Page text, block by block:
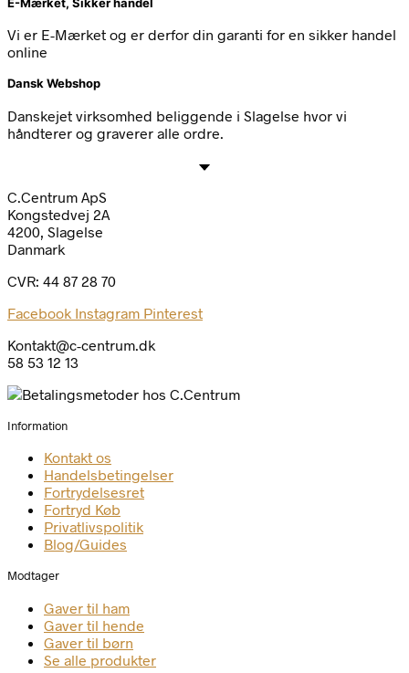
Vi er E-Mærket og er derfor din garanti for en sikker handel
online
Dansk Webshop
Danskejet virksomhed beliggende i Slagelse hvor vi
håndterer og graverer alle ordre.
C.Centrum ApS
Kongstedvej 2A
4200, Slagelse
Danmark
CVR: 44 87 28 70
Facebook Instagram Pinterest
Kontakt@c-centrum.dk
58 53 12 13
Information
Kontakt os
Handelsbetingelser
Fortrydelsesret
Fortryd Køb
Privatlivspolitik
Blog/Guides
Modtager
Gaver til ham
Gaver til hende
Gaver til børn
Se alle produkter